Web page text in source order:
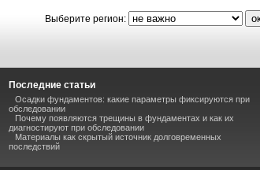
Выберите регион:
Последние статьи
Осадки фундаментов: какие параметры фиксируются при
обследовании
Почему появляются трещины в фундаментах и как их
диагностируют при обследовании
Материалы как скрытый источник долговременных
последствий